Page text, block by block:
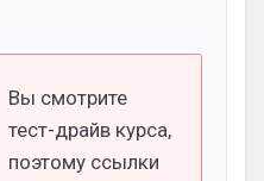
Вы смотрите
тест-драйв курса,
поэтому ссылки